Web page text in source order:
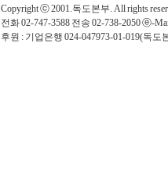
Copyright ⓒ 2001.독도본부. All rights
전화 02-747-3588 전송 02-738-2050 ⓔ-
후원 : 기업은행 024-047973-01-019(독도